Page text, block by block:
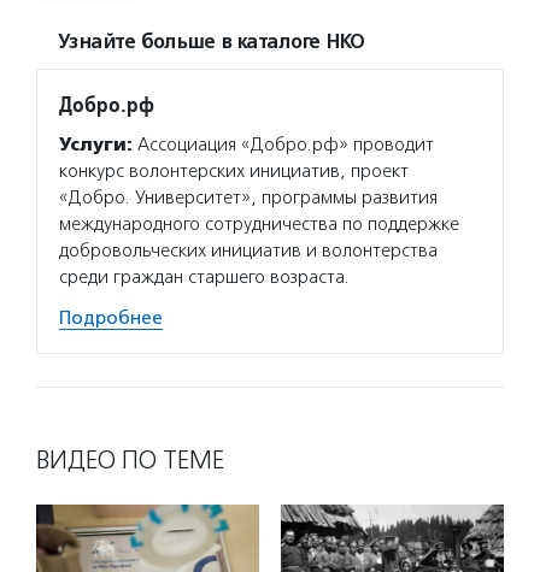
Узнайте больше в каталоге НКО
Добро.рф
Услуги: Ассоциация «Добро.рф» проводит
конкурс волонтерских инициатив, проект
«Добро. Университет», программы развития
международного сотрудничества по поддержке
добровольческих инициатив и волонтерства
среди граждан старшего возраста.
Подробнее
ВИДЕО ПО ТЕМЕ